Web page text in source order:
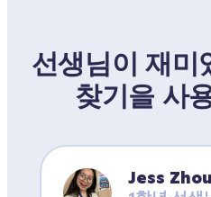
선생님이 재미
찾기을 사
Jess Zhou